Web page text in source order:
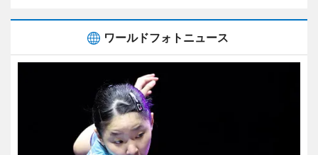
ワールドフォトニュース